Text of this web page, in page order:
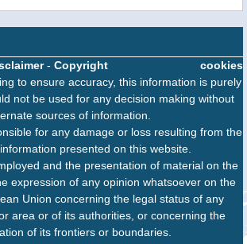
el próximo 22 de noviembre
propuestas artísticas de cien países
siete de ellos por primera vez
, que tendrá su propio pabellón.
retraso en dragado de la Presa
de US$ 5.9 millones
Un tema que está pasando
los últimos días es la demora en
de dragado en la Presa Limón,
importante para el funcionamiento
en la región Desde el Consejo
cookies
- Copyright
to ensure accuracy, this information is purely
not be used for any decision making without
sources of information.
for any damage or loss resulting from the
presented on this website.
and the presentation of material on the
expression of any opinion whatsoever on the
Union concerning the legal status of any
area or of its authorities, or concerning the
of its frontiers or boundaries.